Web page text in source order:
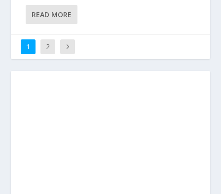
READ MORE
1 2